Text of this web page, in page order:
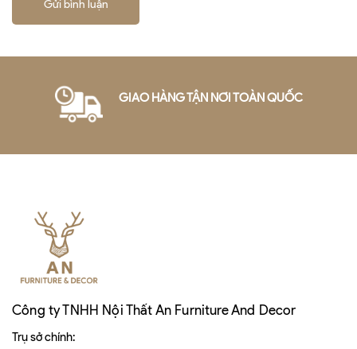
Gửi bình luận
GIAO HÀNG TẬN NƠI TOÀN QUỐC
Công ty TNHH Nội Thất An Furniture And Decor
Trụ sở chính: